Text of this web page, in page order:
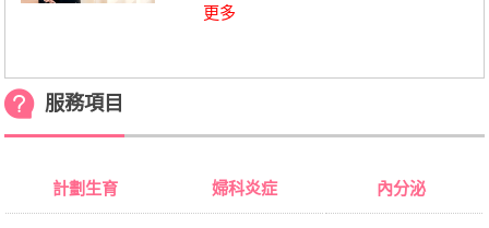
更多
服務項目
計劃生育 婦科炎症 內分泌